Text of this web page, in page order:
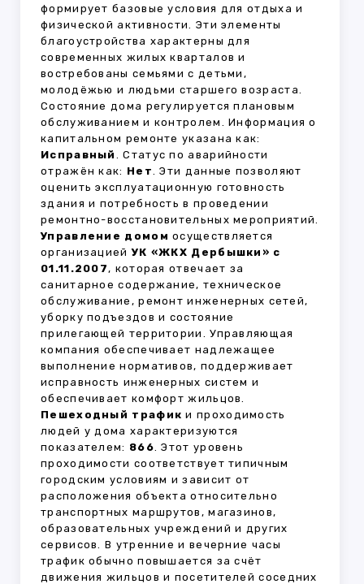
формирует базовые условия для отдыха и
физической активности. Эти элементы
благоустройства характерны для
современных жилых кварталов и
востребованы семьями с детьми,
молодёжью и людьми старшего возраста.
Состояние дома регулируется плановым
обслуживанием и контролем. Информация о
капитальном ремонте указана как:
Исправный . Статус по аварийности
отражён как: Нет. Эти данные позволяют
оценить эксплуатационную готовность
здания и потребность в проведении
ремонтно-восстановительных мероприятий.
Управление домом осуществляется
организациейУК «ЖКХ Дербышки» с
01.11.2007, которая отвечает за
санитарное содержание, техническое
обслуживание, ремонт инженерных сетей,
уборку подъездов и состояние
прилегающей территории. Управляющая
компания обеспечивает надлежащее
выполнение нормативов, поддерживает
исправность инженерных систем и
обеспечивает комфорт жильцов.
Пешеходный трафик и проходимость
людей у дома характеризуются
показателем: 866. Этот уровень
проходимости соответствует типичным
городским условиям и зависит от
расположения объекта относительно
транспортных маршрутов, магазинов,
образовательных учреждений и других
сервисов. В утренние и вечерние часы
трафик обычно повышается за счёт
движения жильцов и посетителей соседних